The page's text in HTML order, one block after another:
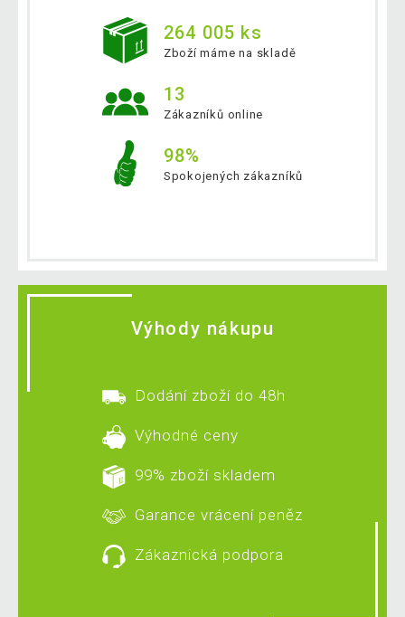
264 005 ks
Zboží máme na skladě
13
Zákazníků online
98%
Spokojených zákazníků
Výhody nákupu
Dodání zboží do 48h
Výhodné ceny
99% zboží skladem
Garance vrácení peněz
Zákaznická podpora